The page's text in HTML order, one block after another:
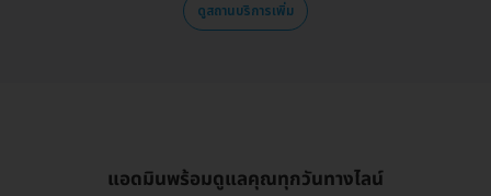
ดูสถานบริการเพิ่ม
แอดมินพร้อมดูแลคุณทุกวันทางไลน์